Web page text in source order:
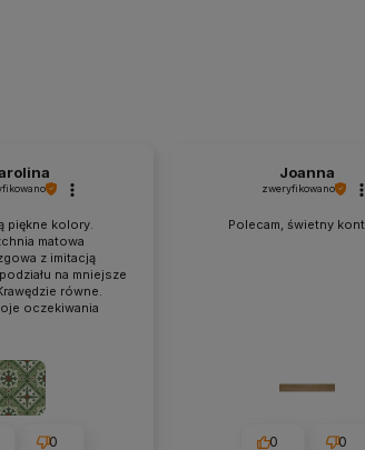
piękne kolory.
matowa
z imitacją
na mniejsze
równe.
oczekiwania
0
Joanna
zweryfikowano
Polecam, świetny
0 0